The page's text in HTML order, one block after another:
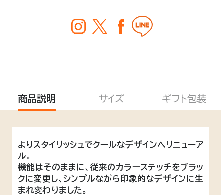
商品説明
よりスタイリッシュでクールなデザインへリニューア
ル。
機能はそのままに、従来のカラーステッチをブラッ
クに変更し、シンプルながら印象的なデザインに生
まれ変わりました。
サイズ ギフト包装